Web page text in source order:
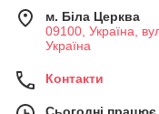
м. Біла Церква
09100, Україна,
Україна
Контакти